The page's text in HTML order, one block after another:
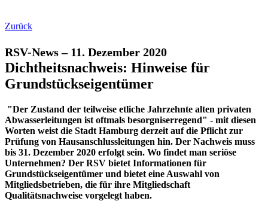
Zurück
RSV-News– 11. Dezember 2020
Dichtheitsnachweis: Hinweise für
Grundstückseigentümer
"Der Zustand der teilweise etliche Jahrzehnte alten privaten
Abwasserleitungen ist oftmals besorgniserregend" - mit diesen
Worten weist die Stadt Hamburg derzeit auf die Pflicht zur
Prüfung von Hausanschlussleitungen hin. Der Nachweis muss
bis 31. Dezember 2020 erfolgt sein. Wo findet man seriöse
Unternehmen? Der RSV bietet Informationen für
Grundstückseigentümer und bietet eine Auswahl von
Mitgliedsbetrieben, die für ihre Mitgliedschaft
Qualitätsnachweise vorgelegt haben.